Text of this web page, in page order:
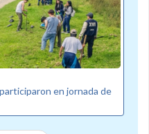
en jornada de